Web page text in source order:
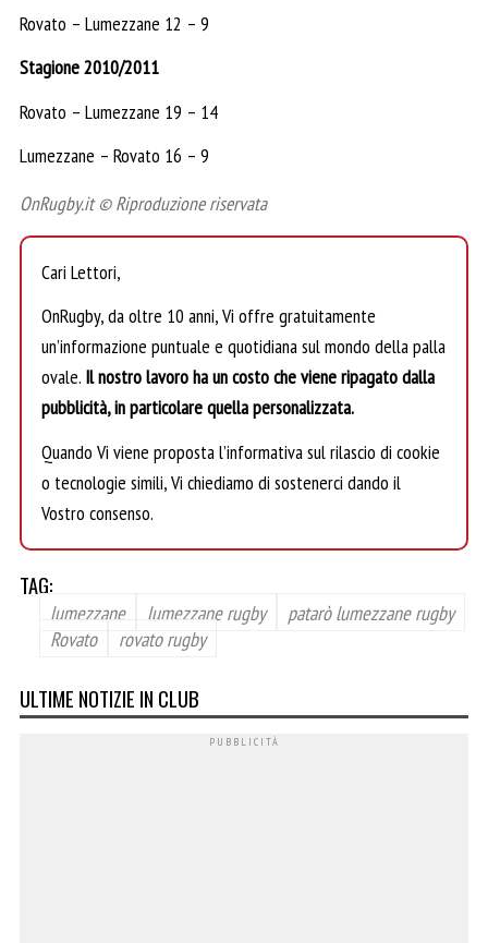
Rovato – Lumezzane 12 – 9
Stagione 2010/2011
Rovato – Lumezzane 19 – 14
Lumezzane – Rovato 16 – 9
OnRugby.it © Riproduzione riservata
Cari Lettori,
OnRugby, da oltre 10 anni, Vi offre gratuitamente
un’informazione puntuale e quotidiana sul mondo della palla
ovale. Il nostro lavoro ha un costo che viene ripagato dalla
pubblicità, in particolare quella personalizzata.
Quando Vi viene proposta l’informativa sul rilascio di cookie
o tecnologie simili, Vi chiediamo di sostenerci dando il
Vostro consenso.
TAG:
lumezzane lumezzane rugby
patarò lumezzane rugby
Rovato
rovato rugby
ULTIME NOTIZIE IN CLUB